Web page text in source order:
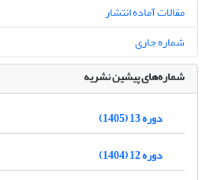
مقالات آماده انتشار
شماره جاری
شماره‌های پیشین نشریه
دوره 13 (1405)
دوره 12 (1404)